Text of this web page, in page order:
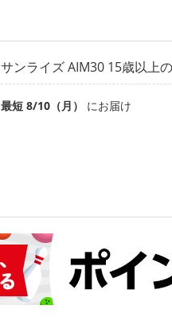
サンライズ AIM30 15歳以上
最短 8/10（月） にお届け